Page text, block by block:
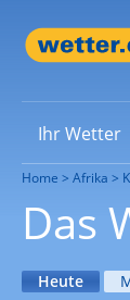
Ihr Wetter
Home Afrika
Das
Heute